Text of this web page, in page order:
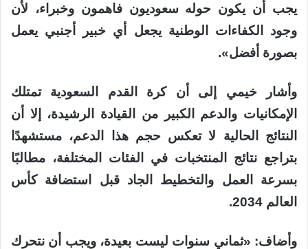
يجب أن يكون حوله سعوديون فاهمون وخبراء، لأن
وجود الكفاءات الوطنية يجعل أي خبير أجنبي يعمل
بصورة أفضل».
وأشار خيمي إلى أن كرة القدم السعودية تمتلك
الإمكانيات والدعم الكبير من القيادة الرشيدة، إلا أن
النتائج الحالية لا تعكس حجم هذا الدعم، مستشهدًا
بتراجع نتائج المنتخبات في الفئات المختلفة، مطالبًا
بسرعة العمل والتخطيط الجاد قبل استضافة كأس
العالم 2034.
وأضاف: «ثماني سنوات ليست بعيدة، ويجب أن نتحرك